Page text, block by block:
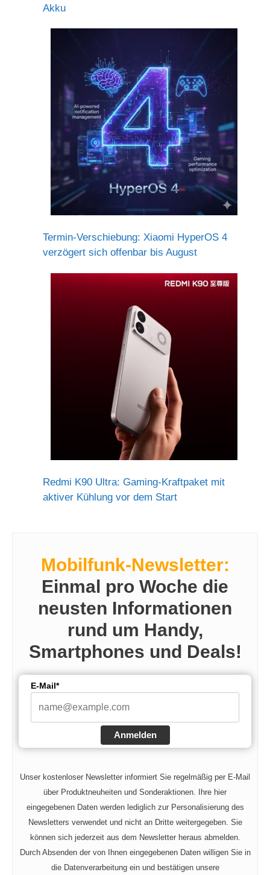
Akku
Termin-Verschiebung: Xiaomi HyperOS 4
verzögert sich offenbar bis August
Redmi K90 Ultra: Gaming-Kraftpaket mit
aktiver Kühlung vor dem Start
Mobilfunk-Newsletter:
Einmal pro Woche die
neusten Informationen
rund um Handy,
Smartphones und Deals!
E-Mail*
Anmelden
Unser kostenloser Newsletter informiert Sie regelmäßig per E-Mail
über Produktneuheiten und Sonderaktionen. Ihre hier
eingegebenen Daten werden lediglich zur Personalisierung des
Newsletters verwendet und nicht an Dritte weitergegeben. Sie
können sich jederzeit aus dem Newsletter heraus abmelden.
Durch Absenden der von Ihnen eingegebenen Daten willigen Sie in
die Datenverarbeitung ein und bestätigen unsere